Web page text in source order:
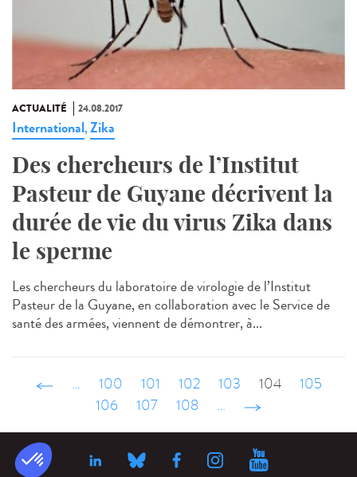
ACTUALITÉ 24.08.2017
International,Zika
Des chercheurs de l’Institut
Pasteur de Guyane décrivent la
durée de vie du virus Zika dans
le sperme
Les chercheurs du laboratoire de virologie de l’Institut
Pasteur de la Guyane, en collaboration avec le Service de
santé des armées, viennent de démontrer, à...
‹ précédent
… 100 101 102 103 104
105
106
107 108 … suivant ›